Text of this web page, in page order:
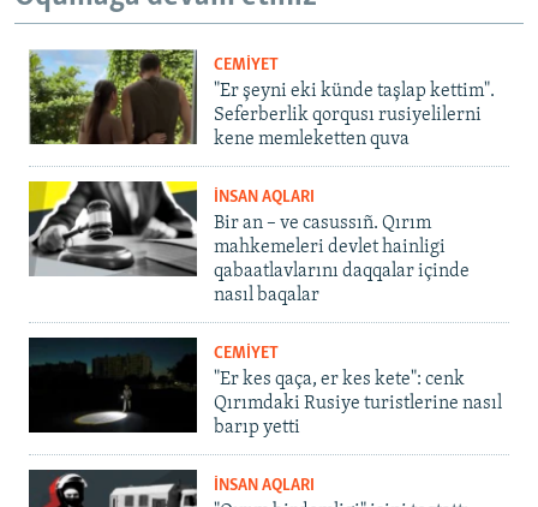
CEMİYET
"Er şeyni eki künde taşlap kettim".
Seferberlik qorqusı rusiyelilerni
kene memleketten quva
İNSAN AQLARI
Bir an – ve casussıñ. Qırım
mahkemeleri devlet hainligi
qabaatlavlarını daqqalar içinde
nasıl baqalar
CEMİYET
"Er kes qaça, er kes kete": cenk
Qırımdaki Rusiye turistlerine nasıl
barıp yetti
İNSAN AQLARI